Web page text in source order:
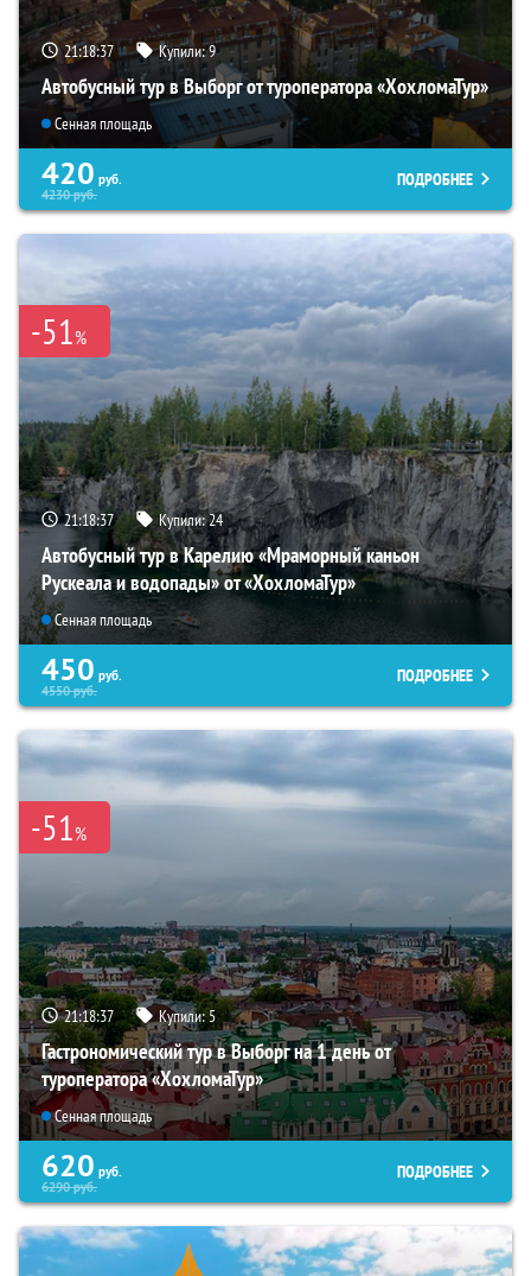
21:18:36 Купили:9
Автобусный тур в Выборг от туроператора «ХохломаТур»
Сенная площадь
420 руб.
4230руб.
ПОДРОБНЕЕ
-51%
21:18:36 Купили:24
Автобусный тур в Карелию «Мраморный каньон
Рускеала и водопады» от «ХохломаТур»
Сенная площадь
450 руб.
4550руб.
ПОДРОБНЕЕ
-51%
21:18:36 Купили:5
Гастрономический тур в Выборг на 1 день от
туроператора «ХохломаТур»
Сенная площадь
620 руб.
6290руб.
ПОДРОБНЕЕ